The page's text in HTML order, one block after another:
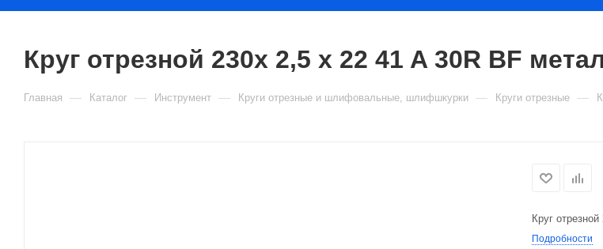
Круг отрезной 230x 2,5 x 22 41 A 30R BF
Главная — Каталог — Инструмент — Круги отрезные и шлифовальные, шлифшкурки — Круги отрезные —
Круг
Подробности